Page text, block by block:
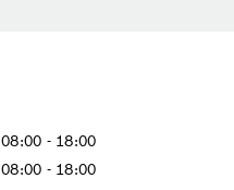
08:00 - 18:00
08:00 - 18:00